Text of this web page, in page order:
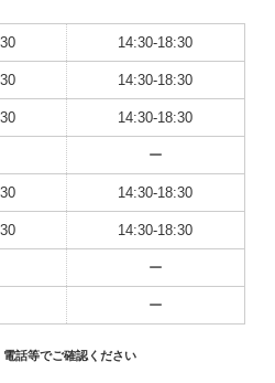
14:30-18:30
14:30-18:30
14:30-18:30
ー
14:30-18:30
14:30-18:30
ー
ー
話等でご確認ください